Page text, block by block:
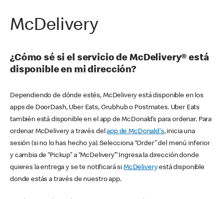
McDelivery
¿Cómo sé si el servicio de McDelivery® está
disponible en mi dirección?
Dependiendo de dónde estés, McDelivery está disponible en los
apps de DoorDash, Uber Eats, Grubhub o Postmates. Uber Eats
también está disponible en el app de McDonald’s para ordenar. Para
ordenar McDelivery a través delapp de McDonald's, inicia una
sesión (si no lo has hecho ya). Selecciona “Order” del menú inferior
y cambia de “Pickup” a “McDelivery’” Ingresa la dirección donde
quieres la entrega y se te notificará si McDeliveryestá disponible
donde estás a través de nuestro app.